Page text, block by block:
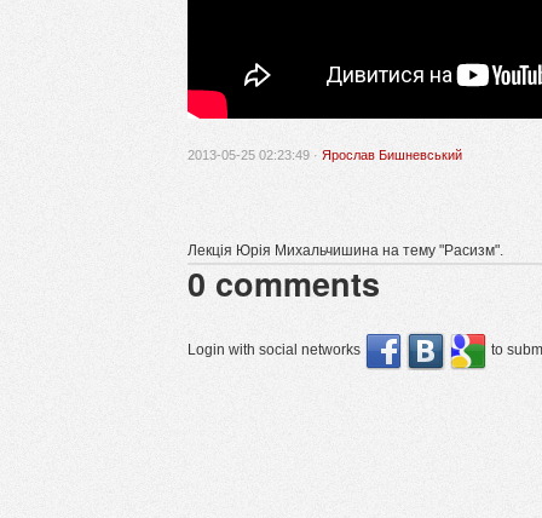
2013-05-25 02:23:49 · Ярослав Бишневський
Лекція Юрія Михальчишина на тему "Расизм".
0 comments
Login with social networks to